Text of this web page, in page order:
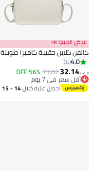
3
عرض الميجا 📣
كالفن كلاين حقيبة كاميرا طويلة
4.0
4
د.ب‏32.14
73.82
56% OFF
أقل سعر في 7 يوم
أقل سعر في 7 يوماحصل عليه خلال 14 - 15